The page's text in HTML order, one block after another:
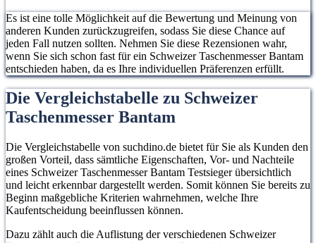
Es ist eine tolle Möglichkeit auf die Bewertung und Meinung von
anderen Kunden zurückzugreifen, sodass Sie diese Chance auf
jeden Fall nutzen sollten. Nehmen Sie diese Rezensionen wahr,
wenn Sie sich schon fast für ein Schweizer Taschenmesser Bantam
entschieden haben, da es Ihre individuellen Präferenzen erfüllt.
Die Vergleichstabelle zu Schweizer
Taschenmesser Bantam
Die Vergleichstabelle von suchdino.de bietet für Sie als Kunden den
großen Vorteil, dass sämtliche Eigenschaften, Vor- und Nachteile
eines Schweizer Taschenmesser Bantam Testsieger übersichtlich
und leicht erkennbar dargestellt werden. Somit können Sie bereits zu
Beginn maßgebliche Kriterien wahrnehmen, welche Ihre
Kaufentscheidung beeinflussen können.
Dazu zählt auch die Auflistung der verschiedenen Schweizer